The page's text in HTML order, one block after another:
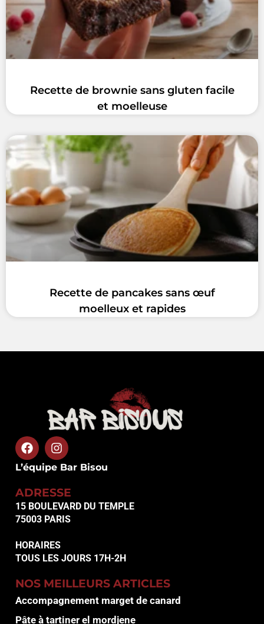
Recette de brownie sans gluten facile
et moelleuse
Recette de pancakes sans œuf
moelleux et rapides
L’équipe Bar Bisou
ADRESSE
15 BOULEVARD DU TEMPLE
75003 PARIS
HORAIRES
TOUS LES JOURS 17H-2H
NOS MEILLEURS ARTICLES
Accompagnement marget de canard
Pâte à tartiner el mordjene